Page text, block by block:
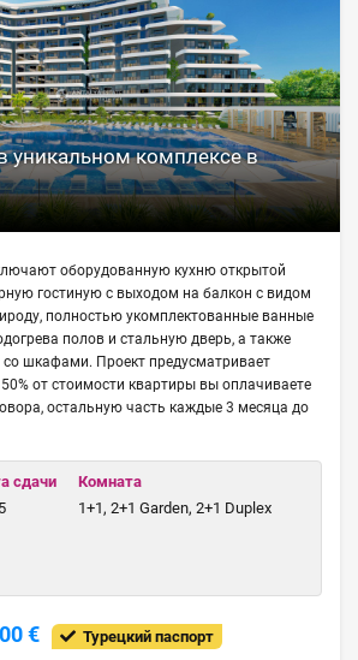
уникальном комплексе в
оборудованную кухню открытой
гостиную с выходом на балкон с видом
полностью укомплектованные ванные
полов и стальную дверь, а также
шкафами. Проект предусматривает
от стоимости квартиры вы оплачиваете
остальную часть каждые 3 месяца до
сдачи
Комната
1+1, 2+1 Garden, 2+1 Duplex
€ Турецкий паспорт